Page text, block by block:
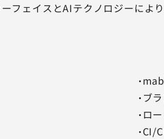
フェイスとAIテクノロジーによ
・
・ブ
・ロ
・